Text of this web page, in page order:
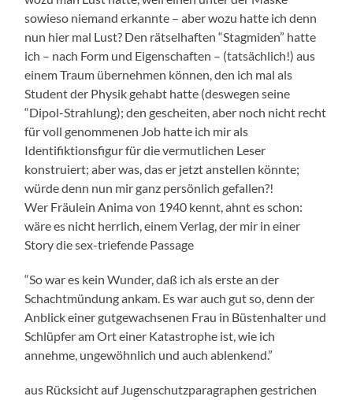
sowieso niemand erkannte – aber wozu hatte ich denn
nun hier mal Lust? Den rätselhaften “Stagmiden” hatte
ich – nach Form und Eigenschaften – (tatsächlich!) aus
einem Traum übernehmen können, den ich mal als
Student der Physik gehabt hatte (deswegen seine
“Dipol-Strahlung); den gescheiten, aber noch nicht recht
für voll genommenen Job hatte ich mir als
Identifiktionsfigur für die vermutlichen Leser
konstruiert; aber was, das er jetzt anstellen könnte;
würde denn nun mir ganz persönlich gefallen?!
Wer Fräulein Anima von 1940 kennt, ahnt es schon:
wäre es nicht herrlich, einem Verlag, der mir in einer
Story die sex-triefende Passage
“So war es kein Wunder, daß ich als erste an der
Schachtmündung ankam. Es war auch gut so, denn der
Anblick einer gutgewachsenen Frau in Büstenhalter und
Schlüpfer am Ort einer Katastrophe ist, wie ich
annehme, ungewöhnlich und auch ablenkend.”
aus Rücksicht auf Jugenschutzparagraphen gestrichen